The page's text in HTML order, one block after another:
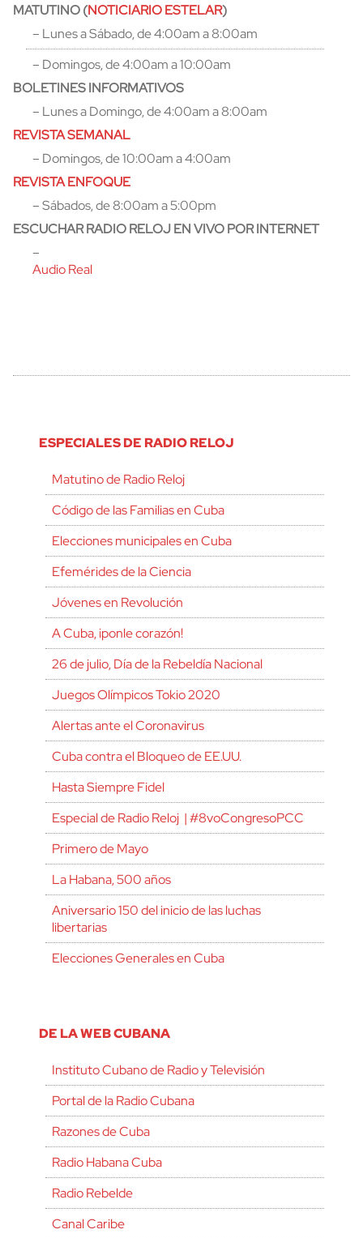
MATUTINO (NOTICIARIO ESTELAR)
– Lunes a Sábado, de 4:00am a 8:00am
– Domingos, de 4:00am a 10:00am
BOLETINES INFORMATIVOS
– Lunes a Domingo, de 4:00am a 8:00am
REVISTA SEMANAL
– Domingos, de 10:00am a 4:00am
REVISTA ENFOQUE
– Sábados, de 8:00am a 5:00pm
ESCUCHAR RADIO RELOJ EN VIVO POR INTERNET
–
Audio Real
ESPECIALES DE RADIO RELOJ
Matutino de Radio Reloj
Código de las Familias en Cuba
Elecciones municipales en Cuba
Efemérides de la Ciencia
Jóvenes en Revolución
A Cuba, ¡ponle corazón!
26 de julio, Día de la Rebeldía Nacional
Juegos Olímpicos Tokio 2020
Alertas ante el Coronavirus
Cuba contra el Bloqueo de EE.UU.
Hasta Siempre Fidel
Especial de Radio Reloj | #8voCongresoPCC
Primero de Mayo
La Habana, 500 años
Aniversario 150 del inicio de las luchas
libertarias
Elecciones Generales en Cuba
DE LA WEB CUBANA
Instituto Cubano de Radio y Televisión
Portal de la Radio Cubana
Razones de Cuba
Radio Habana Cuba
Radio Rebelde
Canal Caribe